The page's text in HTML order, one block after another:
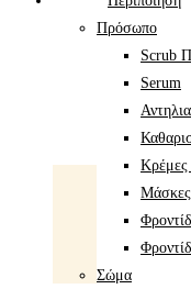
Πρόσωπο
Scrub
Serum
Σώμα